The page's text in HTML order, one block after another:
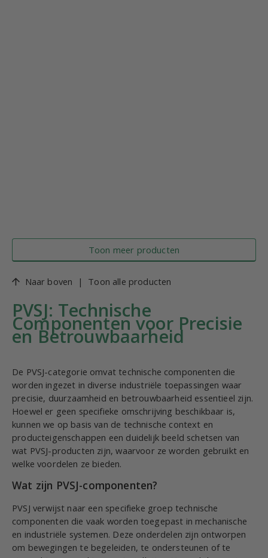
Toon meer producten
Naar boven | Toon alle producten
PVSJ: Technische
Componenten voor Precisie
en Betrouwbaarheid
De PVSJ-categorie omvat technische componenten die
worden ingezet in diverse industriële toepassingen waar
precisie, duurzaamheid en betrouwbaarheid essentieel zijn.
Hoewel er geen specifieke omschrijving beschikbaar is,
kunnen we op basis van de technische context en
producteigenschappen een duidelijk beeld schetsen van
wat PVSJ-producten zijn, waarvoor ze worden gebruikt en
welke voordelen ze bieden.
Wat zijn PVSJ-componenten?
PVSJ verwijst naar een specifieke groep technische
componenten die vaak worden toegepast in mechanische
en industriële systemen. Deze onderdelen zijn ontworpen
om bewegingen te begeleiden, te ondersteunen of te